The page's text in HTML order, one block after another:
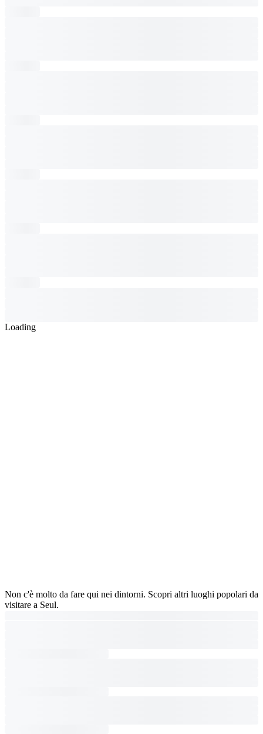
Loading
Non c'è molto da fare qui nei dintorni. Scopri altri luoghi popolari da
visitare a Seul.